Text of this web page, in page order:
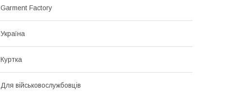
Garment Factory
Україна
Куртка
Для військовослужбовців